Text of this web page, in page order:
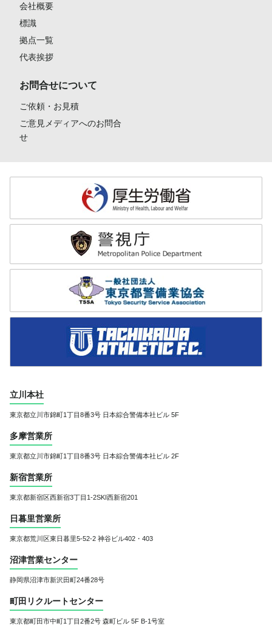
会社概要
標識
拠点一覧
代表挨拶
お問合せについて
ご依頼・お見積
ご意見メディアへのお問合
せ
立川本社
東京都立川市錦町1丁目8番3号 日本綜合警備本社ビル 5F
多摩営業所
東京都立川市錦町1丁目8番3号 日本綜合警備本社ビル 2F
新宿営業所
東京都新宿区西新宿3丁目1-2SKI西新宿201
日暮里営業所
東京都荒川区東日暮里5-52-2 神谷ビル402・403
沼津営業センター
静岡県沼津市新沢田町24番28号
町田リクルートセンター
東京都町田市中町1丁目2番2号 森町ビル 5F B-1号室